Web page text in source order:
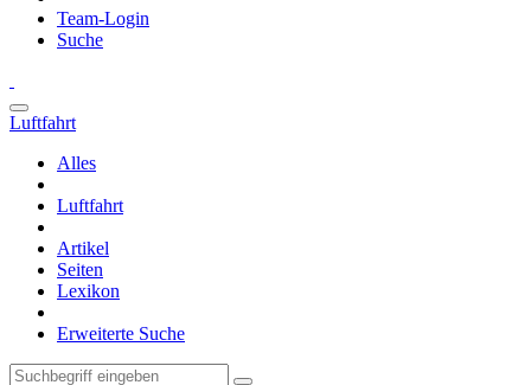
Team-Login
Suche
Luftfahrt
Alles
Luftfahrt
Artikel
Seiten
Lexikon
Erweiterte Suche